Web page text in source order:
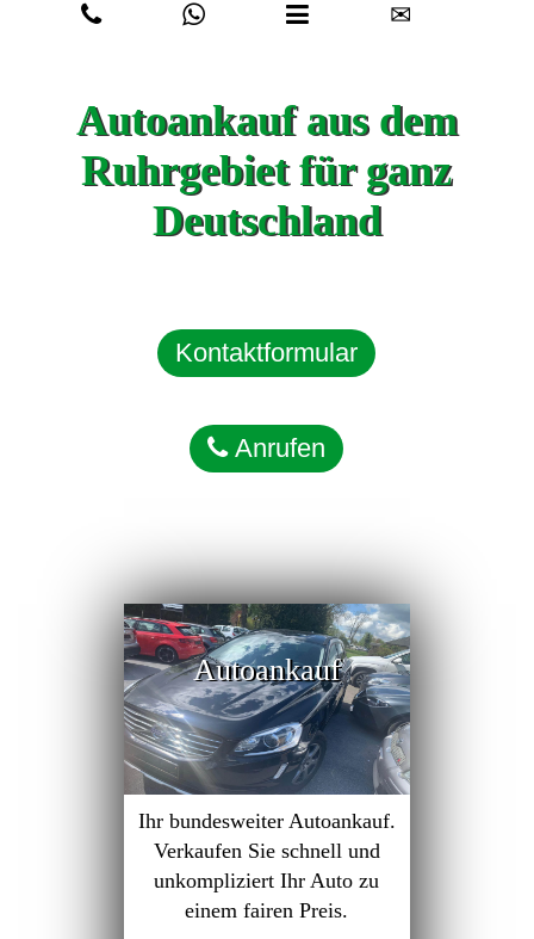
✉
Autoankauf aus dem
Ruhrgebiet für ganz
Deutschland
Kontaktformular
Anrufen
Autoankauf
Ihr bundesweiter Autoankauf.
Verkaufen Sie schnell und
unkompliziert Ihr Auto zu
einem fairen Preis.